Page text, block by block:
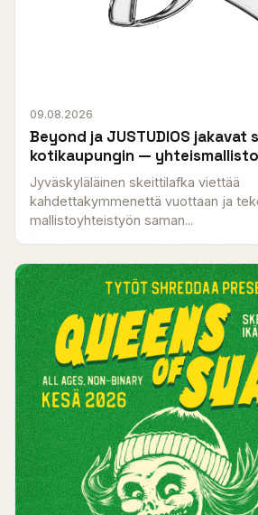
09.08.2026
Beyond ja JUSTUDIOS jakavat
kotikaupungin —
Jyväskyläläinen skeittilafka viettää
kahdettakymmenettä vuottaan ja
mallistoyhteistyön saman...